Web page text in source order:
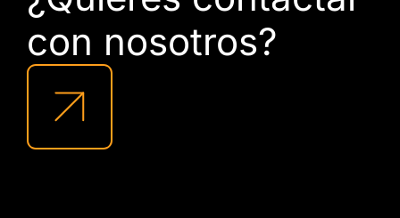
con nosotros?